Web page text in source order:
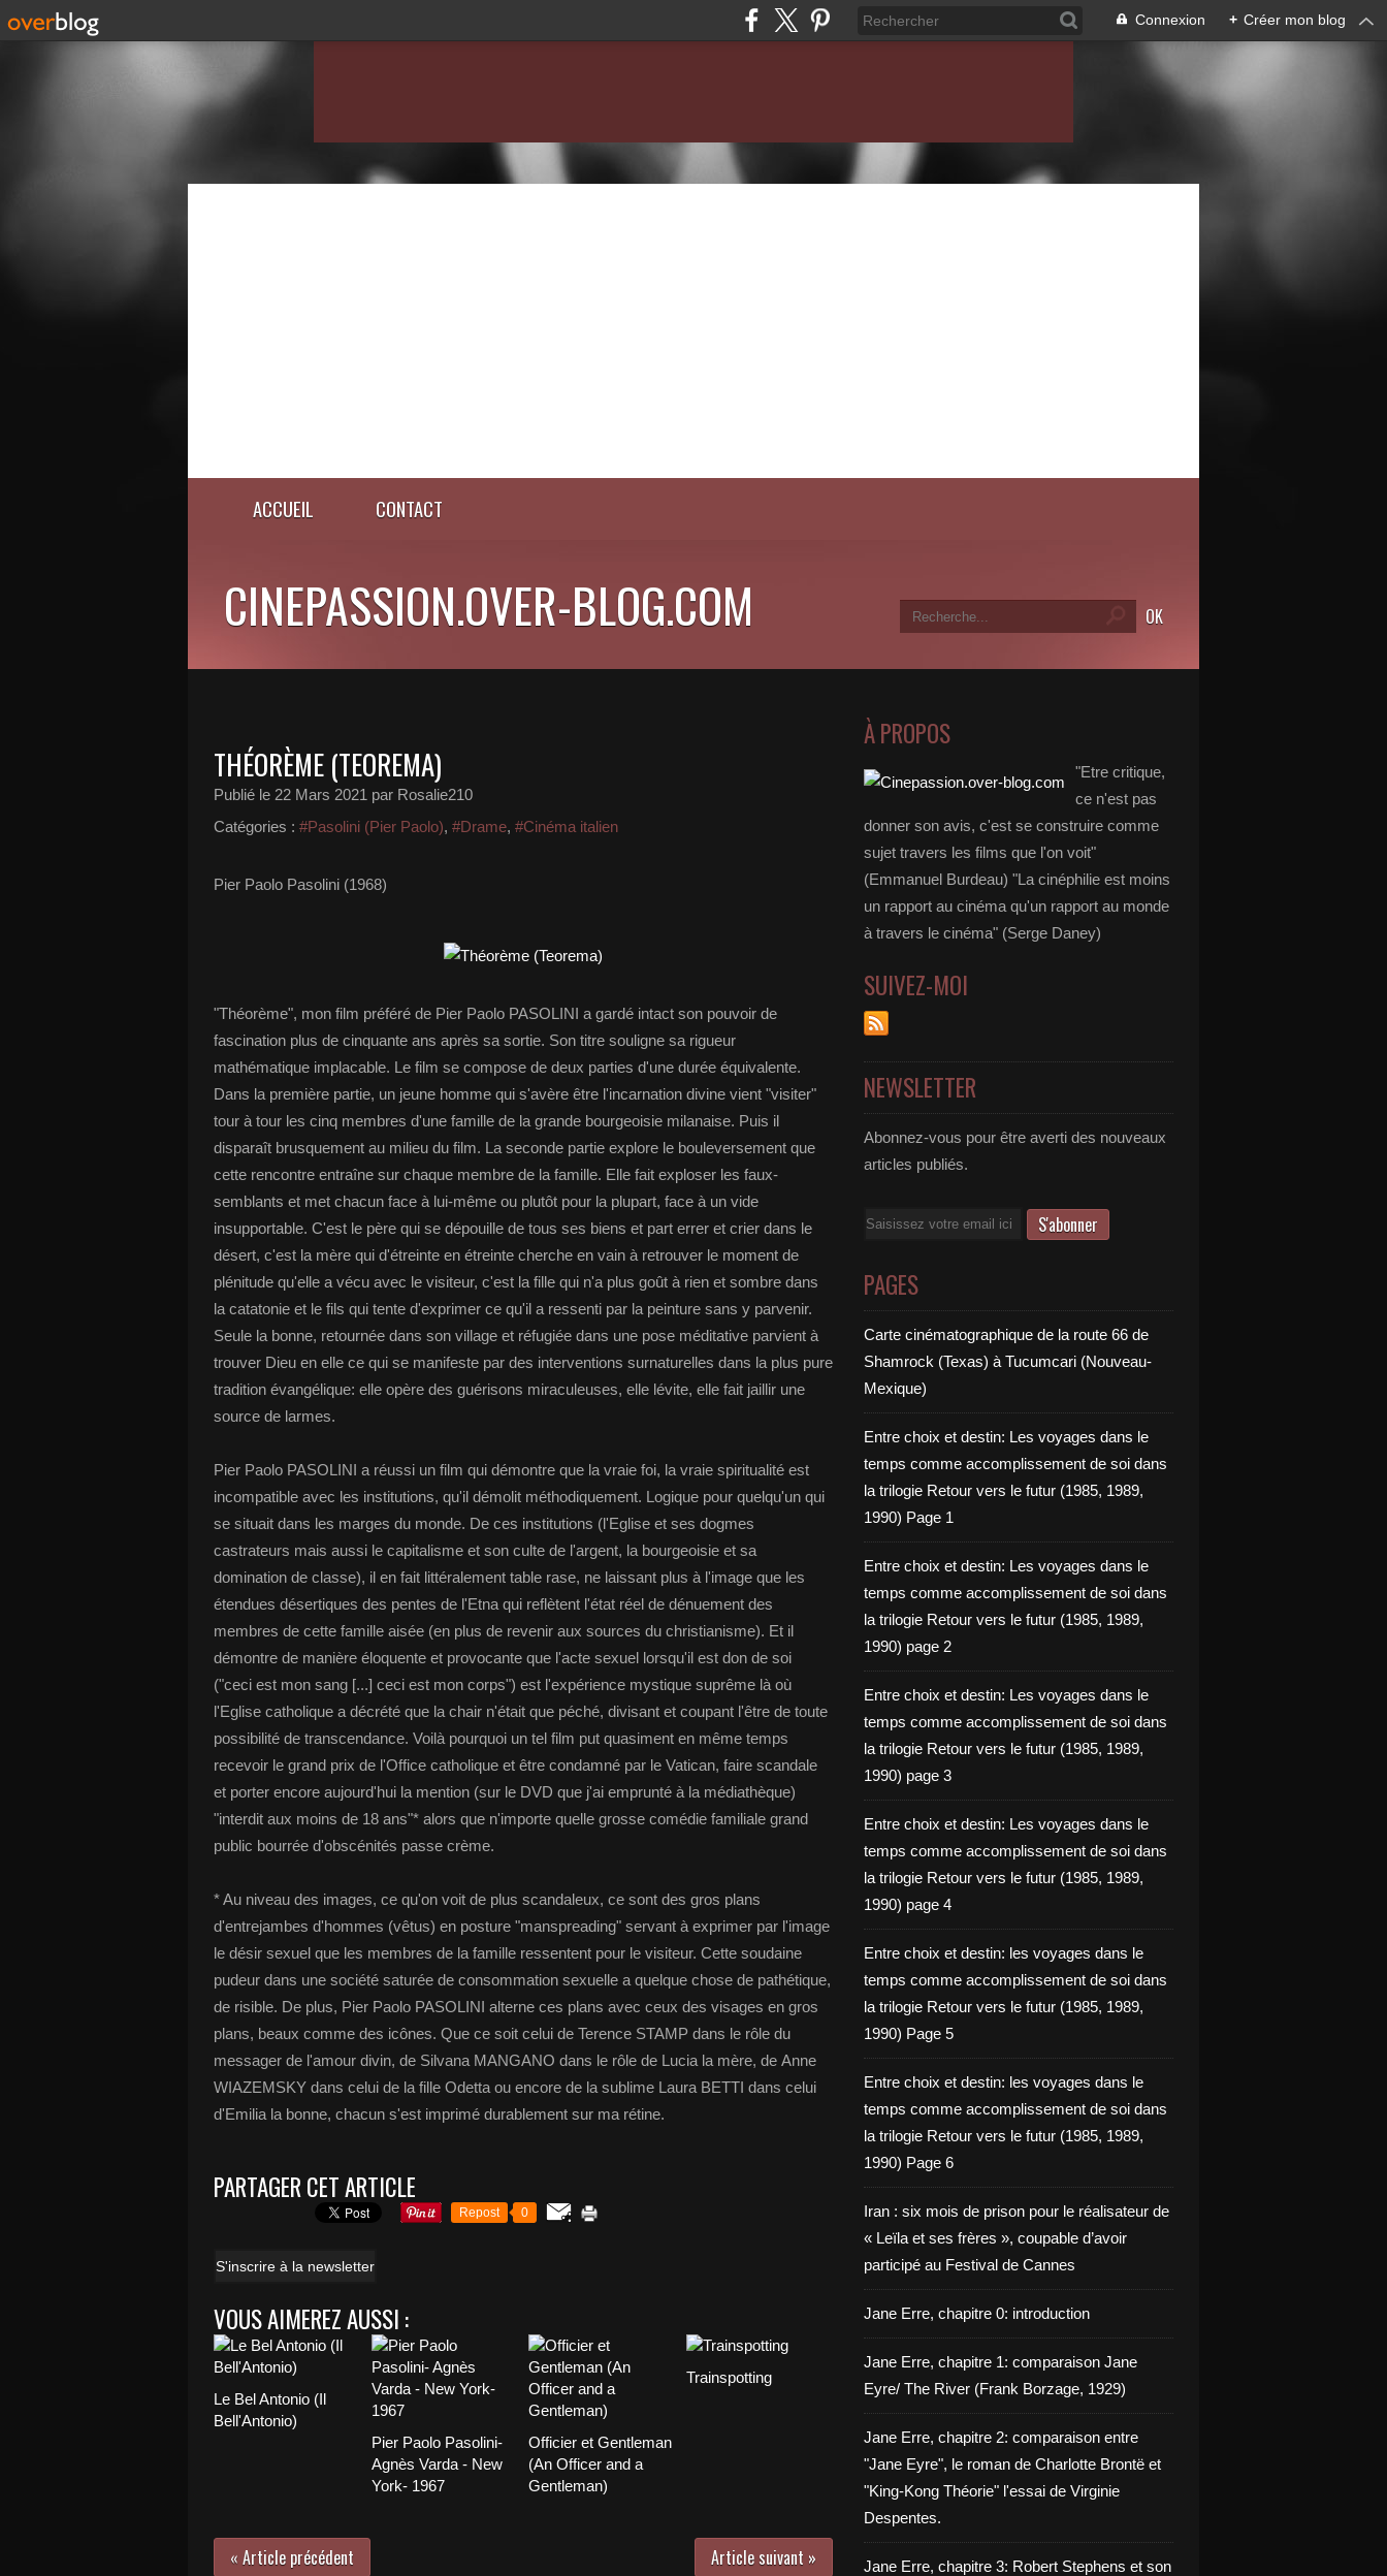
Connexion + Créer mon blog
ACCUEIL CONTACT
CINEPASSION.OVER-BLOG.COM
THÉORÈME (TEOREMA)
Publié le 22 Mars 2021 par Rosalie210
Catégories : #Pasolini (Pier Paolo), #Drame, #Cinéma italien
Pier Paolo Pasolini (1968)
"Théorème", mon film préféré de Pier Paolo PASOLINI a gardé intact son pouvoir de
fascination plus de cinquante ans après sa sortie. Son titre souligne sa rigueur
mathématique implacable. Le film se compose de deux parties d'une durée équivalente.
Dans la première partie, un jeune homme qui s'avère être l'incarnation divine vient "visiter"
tour à tour les cinq membres d'une famille de la grande bourgeoisie milanaise. Puis il
disparaît brusquement au milieu du film. La seconde partie explore le bouleversement que
cette rencontre entraîne sur chaque membre de la famille. Elle fait exploser les faux-
semblants et met chacun face à lui-même ou plutôt pour la plupart, face à un vide
insupportable. C'est le père qui se dépouille de tous ses biens et part errer et crier dans le
désert, c'est la mère qui d'étreinte en étreinte cherche en vain à retrouver le moment de
plénitude qu'elle a vécu avec le visiteur, c'est la fille qui n'a plus goût à rien et sombre dans
la catatonie et le fils qui tente d'exprimer ce qu'il a ressenti par la peinture sans y parvenir.
Seule la bonne, retournée dans son village et réfugiée dans une pose méditative parvient à
trouver Dieu en elle ce qui se manifeste par des interventions surnaturelles dans la plus pure
tradition évangélique: elle opère des guérisons miraculeuses, elle lévite, elle fait jaillir une
source de larmes.
Pier Paolo PASOLINI a réussi un film qui démontre que la vraie foi, la vraie spiritualité est
incompatible avec les institutions, qu'il démolit méthodiquement. Logique pour quelqu'un qui
se situait dans les marges du monde. De ces institutions (l'Eglise et ses dogmes
castrateurs mais aussi le capitalisme et son culte de l'argent, la bourgeoisie et sa
domination de classe), il en fait littéralement table rase, ne laissant plus à l'image que les
étendues désertiques des pentes de l'Etna qui reflètent l'état réel de dénuement des
membres de cette famille aisée (en plus de revenir aux sources du christianisme). Et il
démontre de manière éloquente et provocante que l'acte sexuel lorsqu'il est don de soi
("ceci est mon sang [...] ceci est mon corps") est l'expérience mystique suprême là où
l'Eglise catholique a décrété que la chair n'était que péché, divisant et coupant l'être de toute
possibilité de transcendance. Voilà pourquoi un tel film put quasiment en même temps
recevoir le grand prix de l'Office catholique et être condamné par le Vatican, faire scandale
et porter encore aujourd'hui la mention (sur le DVD que j'ai emprunté à la médiathèque)
"interdit aux moins de 18 ans"* alors que n'importe quelle grosse comédie familiale grand
public bourrée d'obscénités passe crème.
* Au niveau des images, ce qu'on voit de plus scandaleux, ce sont des gros plans
d'entrejambes d'hommes (vêtus) en posture "manspreading" servant à exprimer par l'image
le désir sexuel que les membres de la famille ressentent pour le visiteur. Cette soudaine
pudeur dans une société saturée de consommation sexuelle a quelque chose de pathétique,
de risible. De plus, Pier Paolo PASOLINI alterne ces plans avec ceux des visages en gros
plans, beaux comme des icônes. Que ce soit celui de Terence STAMP dans le rôle du
messager de l'amour divin, de Silvana MANGANO dans le rôle de Lucia la mère, de Anne
WIAZEMSKY dans celui de la fille Odetta ou encore de la sublime Laura BETTI dans celui
d'Emilia la bonne, chacun s'est imprimé durablement sur ma rétine.
PARTAGER CET ARTICLE
Repost 0
S'inscrire à la newsletter
VOUS AIMEREZ AUSSI :
Le Bel Antonio (Il
Bell'Antonio)
Pier Paolo Pasolini-
Agnès Varda - New
York- 1967
Officier et Gentleman
(An Officer and a
Gentleman)
Trainspotting
« Article précédent Article suivant »
À PROPOS
"Etre critique,
ce n'est pas
donner son avis, c'est se construire comme
sujet travers les films que l'on voit"
(Emmanuel Burdeau) "La cinéphilie est moins
un rapport au cinéma qu'un rapport au monde
à travers le cinéma" (Serge Daney)
SUIVEZ-MOI
NEWSLETTER
Abonnez-vous pour être averti des nouveaux
articles publiés.
Email
PAGES
Carte cinématographique de la route 66 de
Shamrock (Texas) à Tucumcari (Nouveau-
Mexique)
Entre choix et destin: Les voyages dans le
temps comme accomplissement de soi dans
la trilogie Retour vers le futur (1985, 1989,
1990) Page 1
Entre choix et destin: Les voyages dans le
temps comme accomplissement de soi dans
la trilogie Retour vers le futur (1985, 1989,
1990) page 2
Entre choix et destin: Les voyages dans le
temps comme accomplissement de soi dans
la trilogie Retour vers le futur (1985, 1989,
1990) page 3
Entre choix et destin: Les voyages dans le
temps comme accomplissement de soi dans
la trilogie Retour vers le futur (1985, 1989,
1990) page 4
Entre choix et destin: les voyages dans le
temps comme accomplissement de soi dans
la trilogie Retour vers le futur (1985, 1989,
1990) Page 5
Entre choix et destin: les voyages dans le
temps comme accomplissement de soi dans
la trilogie Retour vers le futur (1985, 1989,
1990) Page 6
Iran : six mois de prison pour le réalisateur de
« Leïla et ses frères », coupable d’avoir
participé au Festival de Cannes
Jane Erre, chapitre 0: introduction
Jane Erre, chapitre 1: comparaison Jane
Eyre/ The River (Frank Borzage, 1929)
Jane Erre, chapitre 2: comparaison entre
"Jane Eyre", le roman de Charlotte Brontë et
"King-Kong Théorie" l'essai de Virginie
Despentes.
Jane Erre, chapitre 3: Robert Stephens et son